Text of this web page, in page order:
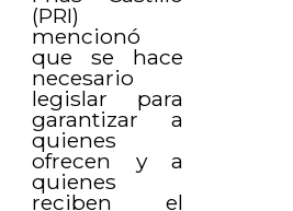
(PRI)
mencionó
que se hace
necesario
legislar para
garantizar a
quienes
ofrecen y a
quienes
reciben el